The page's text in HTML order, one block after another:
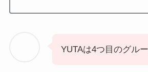
YUTAは4つ目のグル